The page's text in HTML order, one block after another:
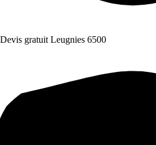
Devis gratuit Leugnies 6500